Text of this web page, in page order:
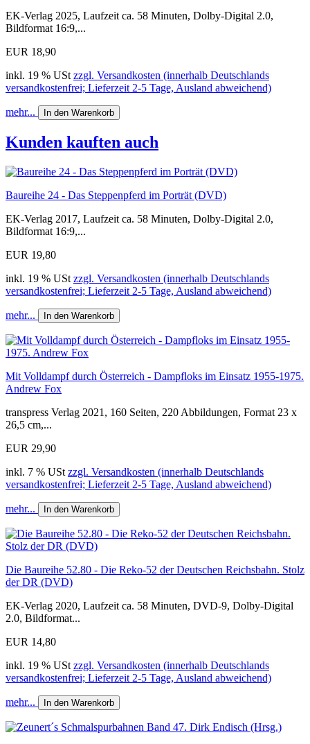
EK-Verlag 2025, Laufzeit ca. 58 Minuten, Dolby-Digital 2.0,
Bildformat 16:9,...
EUR 18,90
inkl. 19 % USt zzgl. Versandkosten (innerhalb Deutschlands
versandkostenfrei; Lieferzeit 2-5 Tage, Ausland abweichend)
mehr... In den Warenkorb
Kunden kauften auch
Baureihe 24 - Das Steppenpferd im Porträt (DVD)
EK-Verlag 2017, Laufzeit ca. 58 Minuten, Dolby-Digital 2.0,
Bildformat 16:9,...
EUR 19,80
inkl. 19 % USt zzgl. Versandkosten (innerhalb Deutschlands
versandkostenfrei; Lieferzeit 2-5 Tage, Ausland abweichend)
mehr... In den Warenkorb
Mit Volldampf durch Österreich - Dampfloks im Einsatz 1955-1975.
Andrew Fox
transpress Verlag 2021, 160 Seiten, 220 Abbildungen, Format 23 x
26,5 cm,...
EUR 29,90
inkl. 7 % USt zzgl. Versandkosten (innerhalb Deutschlands
versandkostenfrei; Lieferzeit 2-5 Tage, Ausland abweichend)
mehr... In den Warenkorb
Die Baureihe 52.80 - Die Reko-52 der Deutschen Reichsbahn. Stolz
der DR (DVD)
EK-Verlag 2020, Laufzeit ca. 58 Minuten, DVD-9, Dolby-Digital
2.0, Bildformat...
EUR 14,80
inkl. 19 % USt zzgl. Versandkosten (innerhalb Deutschlands
versandkostenfrei; Lieferzeit 2-5 Tage, Ausland abweichend)
mehr... In den Warenkorb